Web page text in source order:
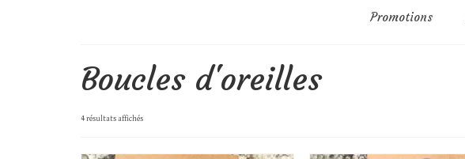
Promotions
Boucles d'oreilles
4 résultats affichésTrié